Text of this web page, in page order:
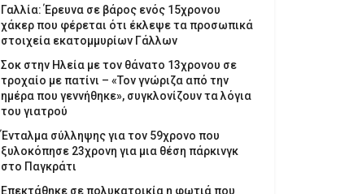
Γαλλία: Έρευνα σε βάρος ενός 15χρονου
χάκερ που φέρεται ότι έκλεψε τα προσωπικά
στοιχεία εκατομμυρίων Γάλλων
Σοκ στην Ηλεία με τον θάνατο 13χρονου σε
τροχαίο με πατίνι – «Τον γνώριζα από την
ημέρα που γεννήθηκε», συγκλονίζουν τα λόγια
του γιατρού
Ένταλμα σύλληψης για τον 59χρονο που
ξυλοκόπησε 23χρονη για μια θέση πάρκινγκ
στο Παγκράτι
Επεκτάθηκε σε πολυκατοικία η φωτιά που